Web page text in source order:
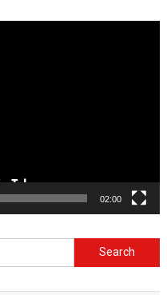
02:00
Search
for: